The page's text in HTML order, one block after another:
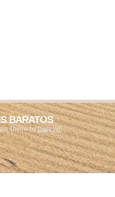
BARATOS
Theme byDaily WP.